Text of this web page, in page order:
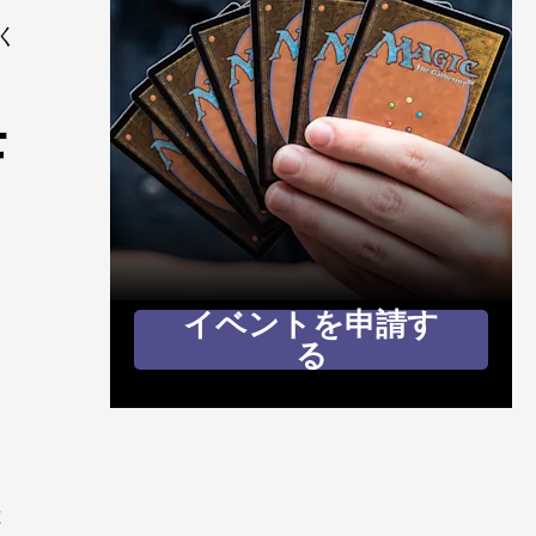
イベントを申請す
る